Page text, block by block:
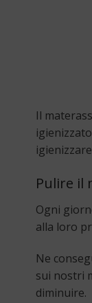
Il
Pulire il
Ogni
alla loro
Ne
sui nostri
diminuire.